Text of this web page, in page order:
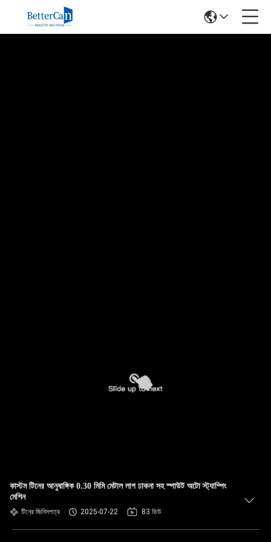
কাস্টম টিনের আনুষাঙ্গিক 0.30 মিমি মেটাল লাগ ঢাকনা সহ স্পাউট অটো স্ট্যাম্পিং
মেশিন
টিনের জিনিসপত্র 2025-07-22 83 ভিউ